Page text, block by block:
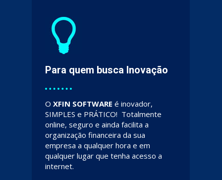
Para quem busca Inovação
O XFIN SOFTWARE é inovador,
SIMPLES e PRÁTICO!  Totalmente
online, seguro e ainda facilita a
organização financeira da sua
empresa a qualquer hora e em
qualquer lugar que tenha acesso a
internet.